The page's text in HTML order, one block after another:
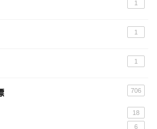
1
1
1
706
18
6